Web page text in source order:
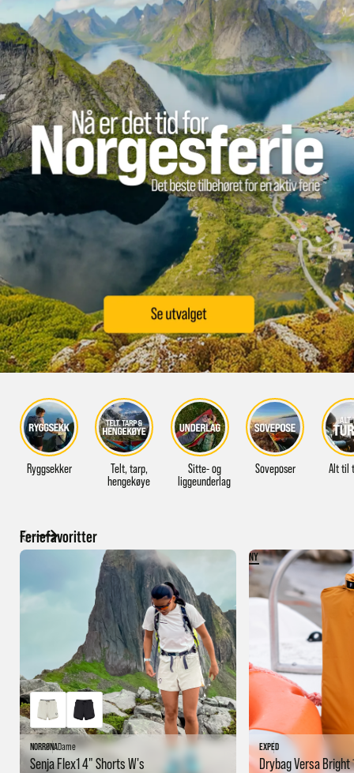
Ryggsekker
Telt, tarp,
hengekøye
Sitte- og
liggeunderlag
Soveposer Alt til
Feriefavoritter
NORRØNADame
Senja Flex1 4" Shorts W's
NY
EXPED
Drybag Versa Bright